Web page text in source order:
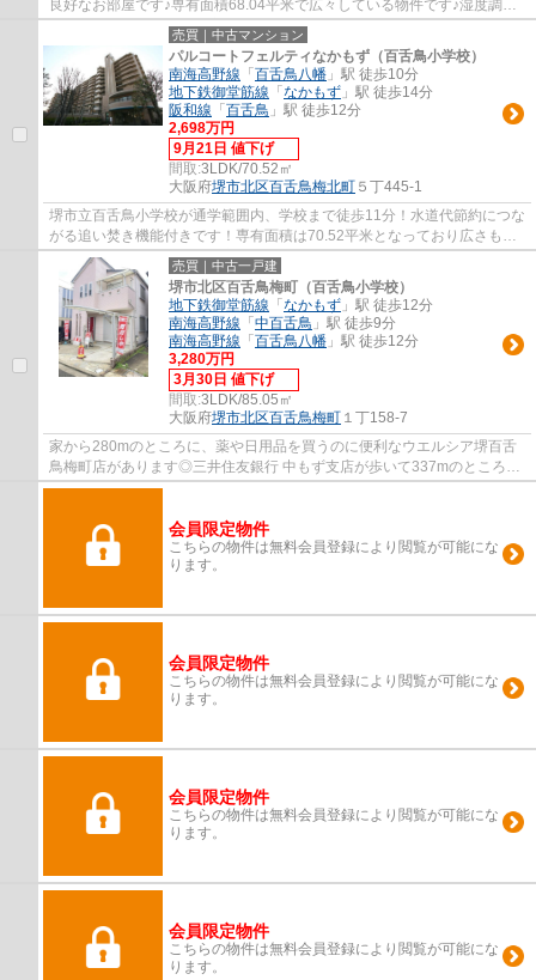
良好なお部屋です♪専有面積68.04平米で広々している物件です♪湿度調整
機能を持った畳で年中快適に過ごせますよ♪条...
売買｜中古マンション
パルコートフェルティなかもず（百舌鳥小学校）
南海高野線 「 百舌鳥八幡 」駅 徒歩10分
地下鉄御堂筋線 「 なかもず 」駅 徒歩14分
阪和線 「 百舌鳥 」駅 徒歩12分
2,698万円
9月21日 値下げ
間取:3LDK/70.52㎡
大阪府堺市北区百舌鳥梅北町 ５丁445-1
堺市立百舌鳥小学校が通学範囲内、学校まで徒歩11分！水道代節約につな
がる追い焚き機能付きです！専有面積は70.52平米となっており広さも十
分ではないでしょうか！堺市北区にある南海...
売買｜中古一戸建
堺市北区百舌鳥梅町（百舌鳥小学校）
地下鉄御堂筋線 「 なかもず 」駅 徒歩12分
南海高野線 「 中百舌鳥 」駅 徒歩9分
南海高野線 「 百舌鳥八幡 」駅 徒歩12分
3,280万円
3月30日 値下げ
間取:3LDK/85.05㎡
大阪府堺市北区百舌鳥梅町 １丁158-7
家から280mのところに、薬や日用品を買うのに便利なウエルシア堺百舌
鳥梅町店があります◎三井住友銀行 中もず支店が歩いて337mのところに
あります◎Piece Homeで不動産を購入するのであ...
会員限定物件
こちらの物件は無料会員登録により閲覧が可能にな
ります。
会員限定物件
こちらの物件は無料会員登録により閲覧が可能にな
ります。
会員限定物件
こちらの物件は無料会員登録により閲覧が可能にな
ります。
会員限定物件
こちらの物件は無料会員登録により閲覧が可能にな
ります。